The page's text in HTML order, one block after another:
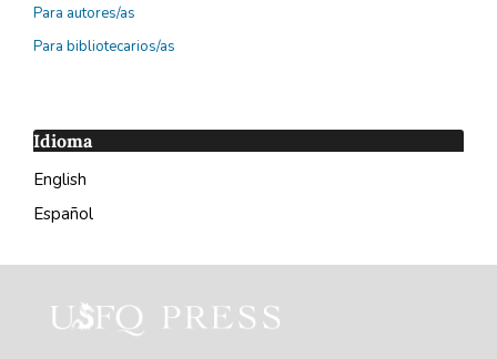
Para autores/as
Para bibliotecarios/as
Idioma
English
Español